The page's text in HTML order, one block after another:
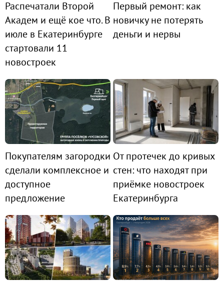
Распечатали Второй
Академ и ещё кое что. В
июле в Екатеринбурге
стартовали 11
новостроек
Первый ремонт: как
новичку не потерять
деньги и нервы
Покупателям загородки
сделали комплексное и
доступное
предложение
От протечек до кривых
стен: что находят при
приёмке новостроек
Екатеринбурга